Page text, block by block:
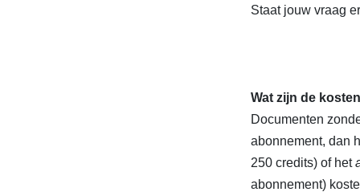
Staat jouw vraag
Wat zijn de
Documenten
abonnement, dan
250 credits) of het
abonnement)